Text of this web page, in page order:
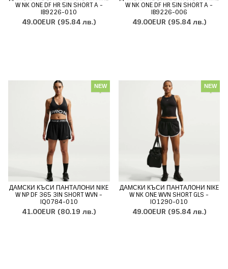
W NK ONE DF HR 5IN SHORT A -
IB9226-010
49.00EUR (95.84 лв.)
W NK ONE DF HR 5IN SHORT A -
IB9226-006
49.00EUR (95.84 лв.)
NEW
ДАМСКИ КЪСИ ПАНТАЛОНИ NIKE
W NP DF 365 3IN SHORT WVN -
IQ0784-010
41.00EUR (80.19 лв.)
NEW
ДАМСКИ КЪСИ ПАНТАЛОНИ NIKE
W NK ONE WVN SHORT GLS -
IO1290-010
49.00EUR (95.84 лв.)